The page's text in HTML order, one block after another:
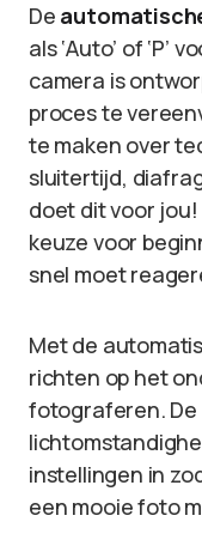
De
als ‘Auto’ of ‘P’
camera is
proces te
te maken over
sluitertijd,
doet dit voor
keuze voor
snel moet
Met de
richten op het
fotograferen.
instellingen in
een mooie foto